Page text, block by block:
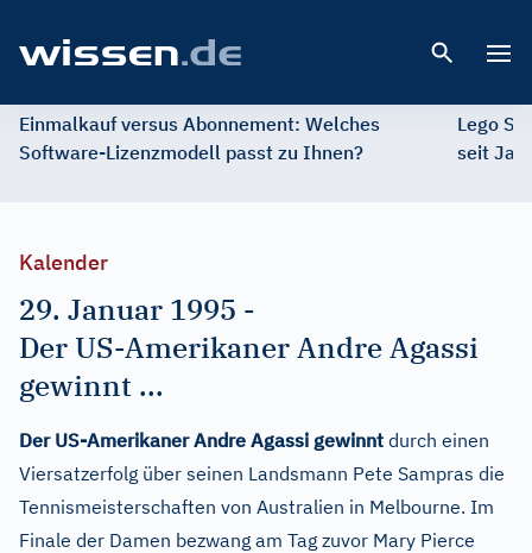
Einmalkauf versus Abonnement: Welches
Software-Lizenzmodell passt zu Ihnen?
Lego
seit
Kalender
29. Januar 1995 -
Der US-Amerikaner Andre Agassi
gewinnt ...
Der US-Amerikaner Andre Agassi gewinnt durch einen
Viersatzerfolg über seinen Landsmann Pete Sampras die
Tennismeisterschaften von Australien in Melbourne. Im
Finale der Damen bezwang am Tag zuvor Mary Pierce